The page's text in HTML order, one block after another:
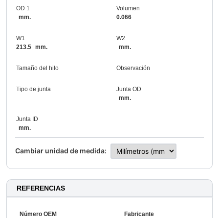
OD 1
mm.
Volumen
0.066
W1
213.5 mm.
W2
mm.
Tamaño del hilo Observación
Tipo de junta
Junta OD
mm.
Junta ID
mm.
Cambiar unidad de medida:
REFERENCIAS
Número OEM Fabricante